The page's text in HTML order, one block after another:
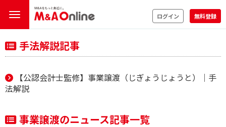
ログイン 無料登録
手法解説記事
【公認会計士監修】事業譲渡（じぎょうじょうと）｜手
法解説
事業譲渡のニュース記事一覧